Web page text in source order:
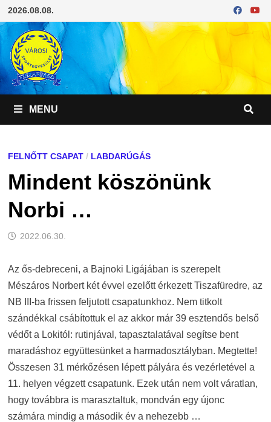
Skip
to
content
2026.08.08.
MENU
FELNŐTT CSAPAT/ LABDARÚGÁS
Mindent köszönünk
Norbi …
2022.06.30.
Az ős-debreceni, a Bajnoki Ligájában is szerepelt
Mészáros Norbert két évvel ezelőtt érkezett Tiszafüredre, az
NB III-ba frissen feljutott csapatunkhoz. Nem titkolt
szándékkal csábítottuk el az akkor már 39 esztendős belső
védőt a Lokitól: rutinjával, tapasztalatával segítse bent
maradáshoz együttesünket a harmadosztályban. Megtette!
Összesen 31 mérkőzésen lépett pályára és vezérletével a
11. helyen végzett csapatunk. Ezek után nem volt váratlan,
hogy továbbra is marasztaltuk, mondván egy újonc
számára mindig a második év a nehezebb …